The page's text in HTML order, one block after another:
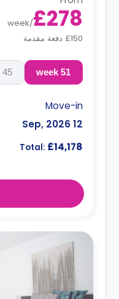
£278
/
week
£150 دفعة مقدمة
51 week
45 week
Move-in
12 Sep, 2026
Total: £14,178